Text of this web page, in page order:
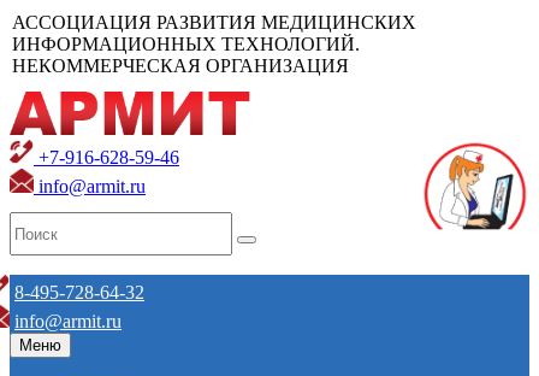
АССОЦИАЦИЯ РАЗВИТИЯ МЕДИЦИНСКИХ
ИНФОРМАЦИОННЫХ ТЕХНОЛОГИЙ.
НЕКОММЕРЧЕСКАЯ ОРГАНИЗАЦИЯ
+7-916-628-59-46
info@armit.ru
8-495-728-64-32
info@armit.ru
Меню